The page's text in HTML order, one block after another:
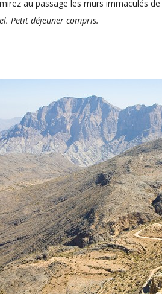
au passage les murs immaculés de
Petit déjeuner compris.